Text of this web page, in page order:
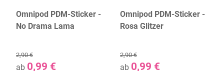
Omnipod PDM-Sticker -
No Drama Lama
ab 0,99 €
2,90 €
Omnipod PDM-Sticker -
Rosa Glitzer
ab 0,99 €
2,90 €